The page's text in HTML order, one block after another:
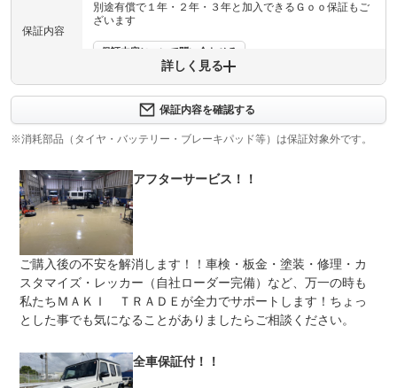
保証内容
別途有償で１年・２年・３年と加入できるＧｏｏ保証もご
ざいます
保証内容について問い合わせる
保証項目 -
修理回数 -
免責金 無し
保証修理
受付先
法定整備
整備付 法定12ヶ月または法定24ヶ月点検整備付
※車検なし・車検整備付の場合は法定24ヶ月点検整備付
※商用車は6ヶ月または12ヶ月点検整備付
法定整備
-
詳しく見る
保証内容を確認する
※消耗部品（タイヤ・バッテリー・ブレーキパッド等）は保証対象外です。
アフターサービス！！
ご購入後の不安を解消します！！車検・板金・塗装・修理・カ
スタマイズ・レッカー（自社ローダー完備）など、万一の時も
私たちＭＡＫＩ ＴＲＡＤＥが全力でサポートします！ちょっ
とした事でも気になることがありましたらご相談ください。
全車保証付！！